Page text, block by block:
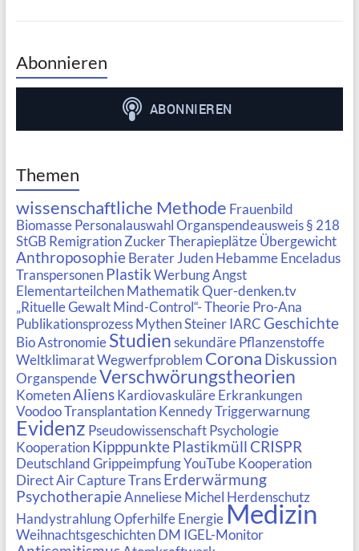
Abonnieren
Themen
wissenschaftliche Methode Frauenbild
Biomasse PersonalauswahlOrganspendeausweis § 218
StGB Remigration ZuckerTherapieplätze Übergewicht
Anthroposophie Berater Juden Hebamme Enceladus
Transpersonen PlastikWerbungAngst
Elementarteilchen MathematikQuer-denken.tv
„Rituelle Gewalt Mind-Control“- Theorie Pro-Ana
Publikationsprozess MythenSteiner IARC Geschichte
BioAstronomie Studiensekundäre Pflanzenstoffe
WeltklimaratWegwerfproblem Corona Diskussion
OrganspendeVerschwörungstheorien
KometenAliens Kardiovaskuläre Erkrankungen
VoodooTransplantation KennedyTriggerwarnung
Evidenz Pseudowissenschaft Psychologie
Kooperation KipppunktePlastikmüll CRISPR
DeutschlandGrippeimpfungYouTube Kooperation
Direct Air CaptureTrans Erderwärmung
PsychotherapieAnneliese Michel Herdenschutz
HandystrahlungOpferhilfe Energie Medizin
Weihnachtsgeschichten DM IGEL-Monitor